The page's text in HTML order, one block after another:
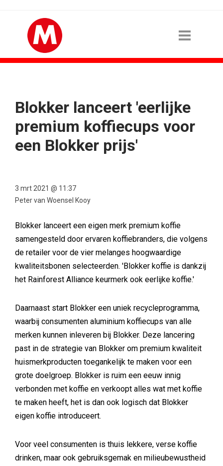
Blokker lanceert 'eerlijke
premium koffiecups voor
een Blokker prijs'
3 mrt 2021 @ 11:37
Peter van Woensel Kooy
Blokker lanceert een eigen merk premium koffie
samengesteld door ervaren koffiebranders, die volgens
de retailer voor de vier melanges hoogwaardige
kwaliteitsbonen selecteerden. 'Blokker koffie is dankzij
het Rainforest Alliance keurmerk ook eerlijke koffie.'
Daarnaast start Blokker een uniek recycleprogramma,
waarbij consumenten aluminium koffiecups van alle
merken kunnen inleveren bij Blokker. Deze lancering
past in de strategie van Blokker om premium kwaliteit
huismerkproducten toegankelijk te maken voor een
grote doelgroep. Blokker is ruim een eeuw innig
verbonden met koffie en verkoopt alles wat met koffie
te maken heeft, het is dan ook logisch dat Blokker
eigen koffie introduceert.
Voor veel consumenten is thuis lekkere, verse koffie
drinken, maar ook gebruiksgemak en milieubewustheid